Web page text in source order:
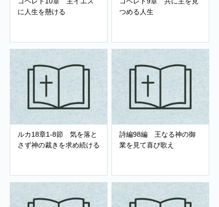
に人生を懸ける
つめる人生
ルカ18章1-8節 気を落と
さず神の裁きを求め続ける
詩編98編 王なる神の御
業を見て喜び歌え